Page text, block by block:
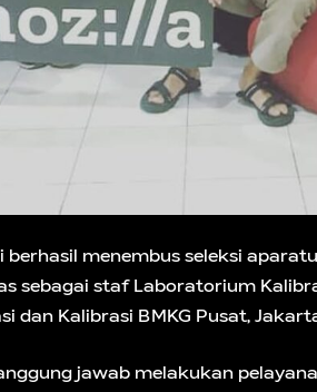
berhasil menembus seleksi
sebagai staf Laboratorium
dan Kalibrasi BMKG Pusat,
jawab melakukan